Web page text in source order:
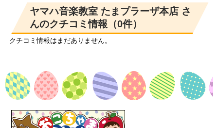
ヤマハ音楽教室 たまプラーザ本店 さ
んのクチコミ情報（0件）
クチコミ情報はまだありません。